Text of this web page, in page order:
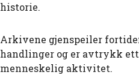
historie.
Arkivene gjenspeiler
handlinger og er avtrykk
menneskelig aktivitet.